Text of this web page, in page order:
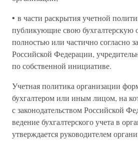
• в части раскрытия учетной
публикующие свою бухгалтерскую
полностью или частично согласно
Российской Федерации,
по собственной инициативе.
Учетная политика организации
бухгалтером или иным лицом, на
с законодательством Российской
ведение бухгалтерского учета в
утверждается руководителем